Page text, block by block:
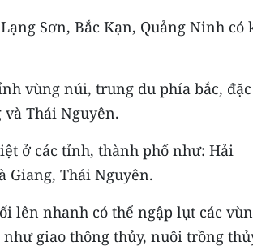
Sơn, Bắc Kạn, Quảng Ninh có
vùng núi, trung du phía bắc,
và Thái Nguyên.
ở các tỉnh, thành phố như: Hải
Giang, Thái Nguyên.
lên nhanh có thể ngập lụt các
giao thông thủy, nuôi trồng